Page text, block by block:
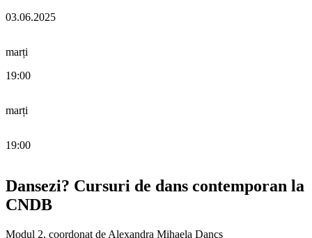
03.06.2025
marți
19:00
marți
19:00
Dansezi? Cursuri de dans contemporan la
CNDB
Modul 2, coordonat de Alexandra Mihaela Dancs